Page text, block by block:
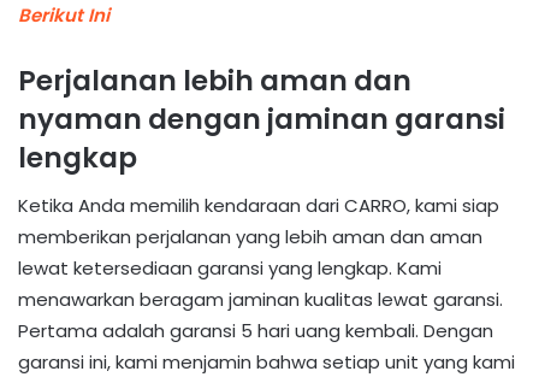
Berikut Ini
Perjalanan lebih aman dan
nyaman dengan jaminan garansi
lengkap
Ketika Anda memilih kendaraan dari CARRO, kami siap
memberikan perjalanan yang lebih aman dan aman
lewat ketersediaan garansi yang lengkap. Kami
menawarkan beragam jaminan kualitas lewat garansi.
Pertama adalah garansi 5 hari uang kembali. Dengan
garansi ini, kami menjamin bahwa setiap unit yang kami